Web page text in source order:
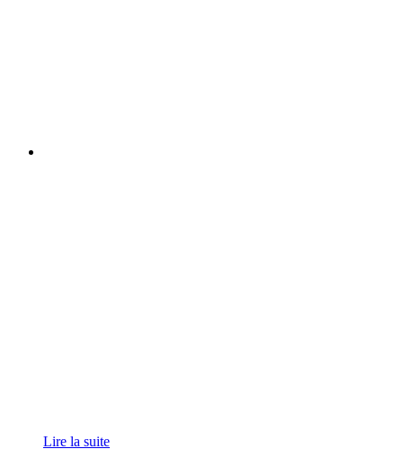
Lire la suite